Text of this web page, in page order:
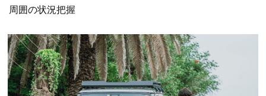
周囲の状況把握